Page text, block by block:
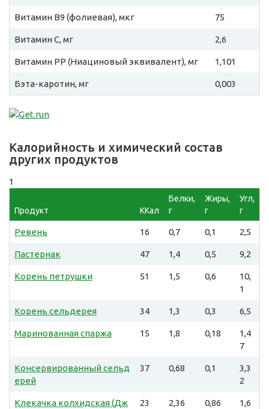
Витамин B9 (фолиевая), мкг 75
Витамин C, мг 2,6
Витамин PP (Ниациновый эквивалент), мг 1,101
Бэта-каротин, мг 0,003
Калорийность и химический состав
других продуктов
1
Продукт ККал
Белки,
г
Жиры,
г
Угл,
г
Ревень 16 0,7 0,1 2,5
Пастернак 47 1,4 0,5 9,2
Корень петрушки 51 1,5 0,6
10,
1
Корень сельдерея 34 1,3 0,3 6,5
Маринованная спаржа 15 1,8 0,18
1,4
7
Консервированный сельд
ерей
37 0,68 0,1
3,3
2
Клекачка колхидская (Дж
23 2,36 0,86
1,6